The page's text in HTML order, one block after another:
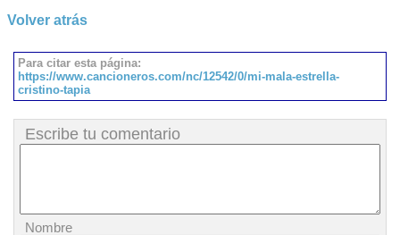
Volver atrás
Para citar esta página:
https://www.cancioneros.com/nc/12542/0/mi-mala-estrella-
cristino-tapia
Escribe tu comentario
Nombre